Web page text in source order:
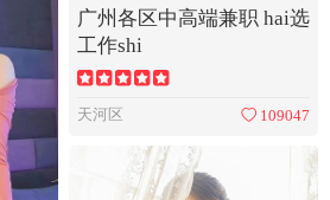
广州各区中高端兼职 hai选
工作shi
天河区 109047